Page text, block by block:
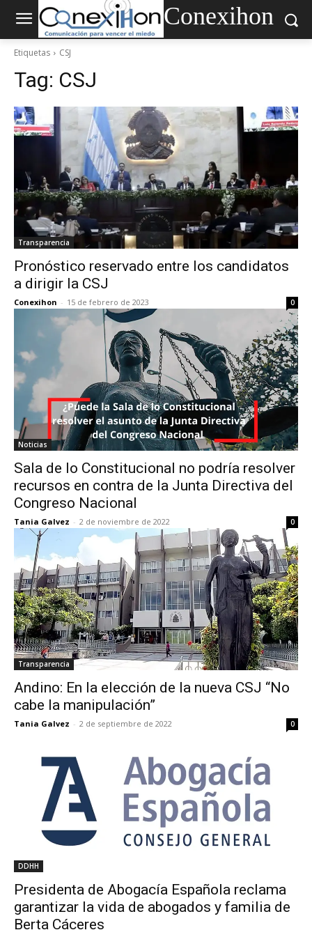
Conexihon
Etiquetas CSJ
Tag: CSJ
Transparencia
Pronóstico reservado entre los candidatos
a dirigir la CSJ
Conexihon - 15 de febrero de 2023 0
Noticias
Sala de lo Constitucional no podría resolver
recursos en contra de la Junta Directiva del
Congreso Nacional
Tania Galvez - 2 de noviembre de 2022 0
Transparencia
Andino: En la elección de la nueva CSJ “No
cabe la manipulación”
Tania Galvez - 2 de septiembre de 2022 0
DDHH
Presidenta de Abogacía Española reclama
garantizar la vida de abogados y familia de
Berta Cáceres